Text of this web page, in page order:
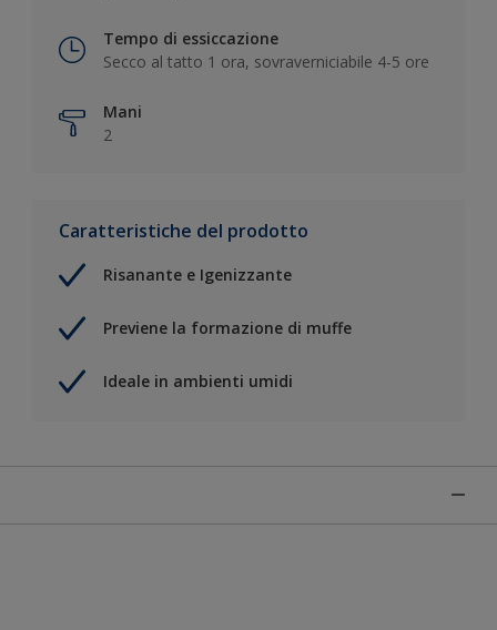
Tempo di essiccazione
Secco al tatto 1 ora, sovraverniciabile 4-5 ore
Mani
2
Caratteristiche del prodotto
Risanante e Igenizzante
Previene la formazione di muffe
Ideale in ambienti umidi